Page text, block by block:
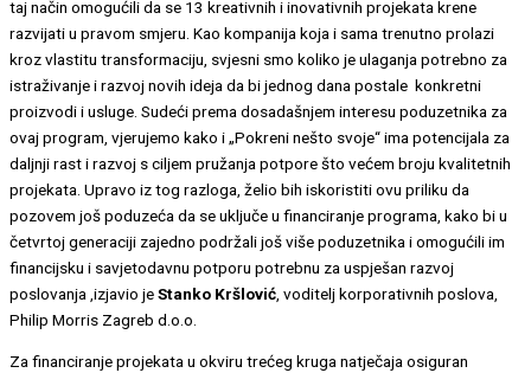
taj način omogućili da se 13 kreativnih i inovativnih projekata krene
razvijati u pravom smjeru. Kao kompanija koja i sama trenutno prolazi
kroz vlastitu transformaciju, svjesni smo koliko je ulaganja potrebno za
istraživanje i razvoj novih ideja da bi jednog dana postale konkretni
proizvodi i usluge. Sudeći prema dosadašnjem interesu poduzetnika za
ovaj program, vjerujemo kako i „Pokreni nešto svoje“ ima potencijala za
daljnji rast i razvoj s ciljem pružanja potpore što većem broju kvalitetnih
projekata. Upravo iz tog razloga, želio bih iskoristiti ovu priliku da
pozovem još poduzeća da se uključe u financiranje programa, kako bi u
četvrtoj generaciji zajedno podržali još više poduzetnika i omogućili im
financijsku i savjetodavnu potporu potrebnu za uspješan razvoj
poslovanja ,izjavio jeStanko Kršlović , voditelj korporativnih poslova,
Philip Morris Zagreb d.o.o.
Za financiranje projekata u okviru trećeg kruga natječaja osiguran